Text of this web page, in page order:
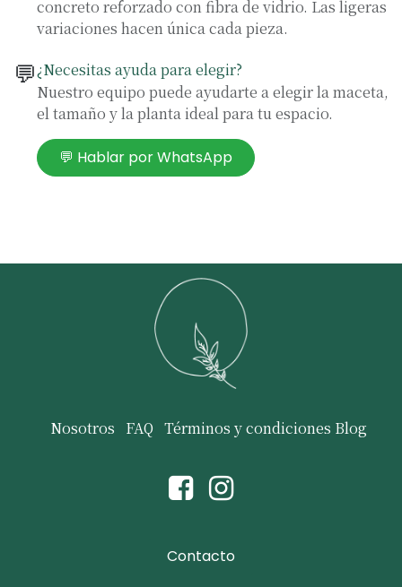
concreto reforzado con fibra de vidrio. Las ligeras
variaciones hacen única cada pieza.
💬¿Necesitas ayuda para elegir?
Nuestro equipo puede ayudarte a elegir la maceta,
el tamaño y la planta ideal para tu espacio.
💬 Hablar por WhatsApp
Nosotros FAQ Términos y condiciones Blog
Contacto